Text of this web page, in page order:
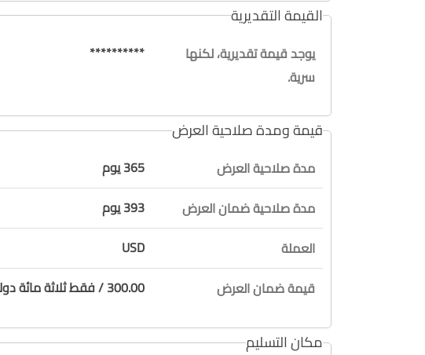
القيمة التقديرية
يوجد قيمة تقديرية، لكنها
سرية.
**********
قيمة ومدة صلاحية العرض
مدة صلاحية العرض
365 يوم
مدة صلاحية ضمان العرض
393 يوم
العملة
USD
قيمة ضمان العرض
300.00 / فقط ثلاثة مائة دولار لا غير
مكان التسليم